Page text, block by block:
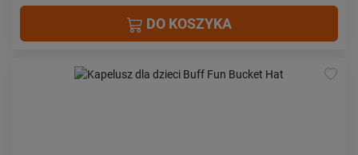
DO KOSZYKA